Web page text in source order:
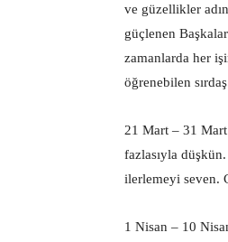
ve güzellikler
güçlenen
zamanlarda her
öğrenebilen
21 Mart – 31
fazlasıyla
ilerlemeyi seven.
1 Nisan – 10